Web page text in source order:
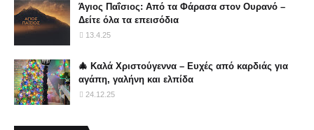
Άγιος Παΐσιος: Από τα Φάρασα στον Ουρανό –
Δείτε όλα τα επεισόδια
13.4.25
🎄 Καλά Χριστούγεννα – Ευχές από καρδιάς για
αγάπη, γαλήνη και ελπίδα
24.12.25